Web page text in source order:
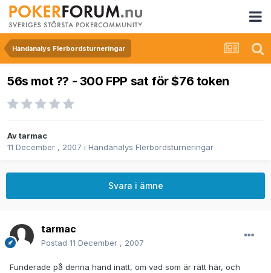
Handanalys Flerbordsturneringar
56s mot ?? - 300 FPP sat för $76 token
Avtarmac
11 December , 2007 i Handanalys Flerbordsturneringar
Svara i ämne
tarmac
Postad 11 December , 2007
Funderade på denna hand inatt, om vad som är rätt här, och